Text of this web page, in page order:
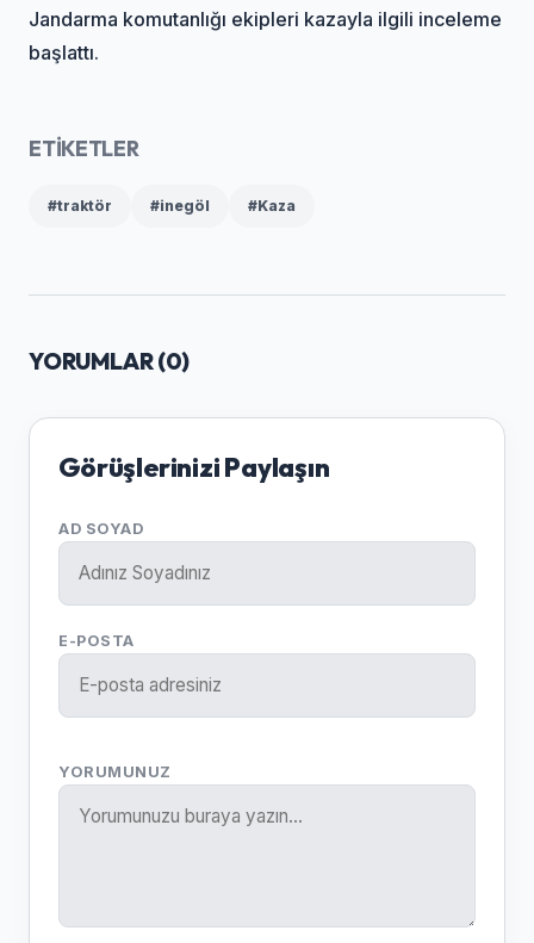
Jandarma komutanlığı ekipleri kazayla ilgili inceleme
başlattı.
ETİKETLER
#traktör #inegöl #Kaza
YORUMLAR (0)
Görüşlerinizi Paylaşın
AD SOYAD
E-POSTA
YORUMUNUZ